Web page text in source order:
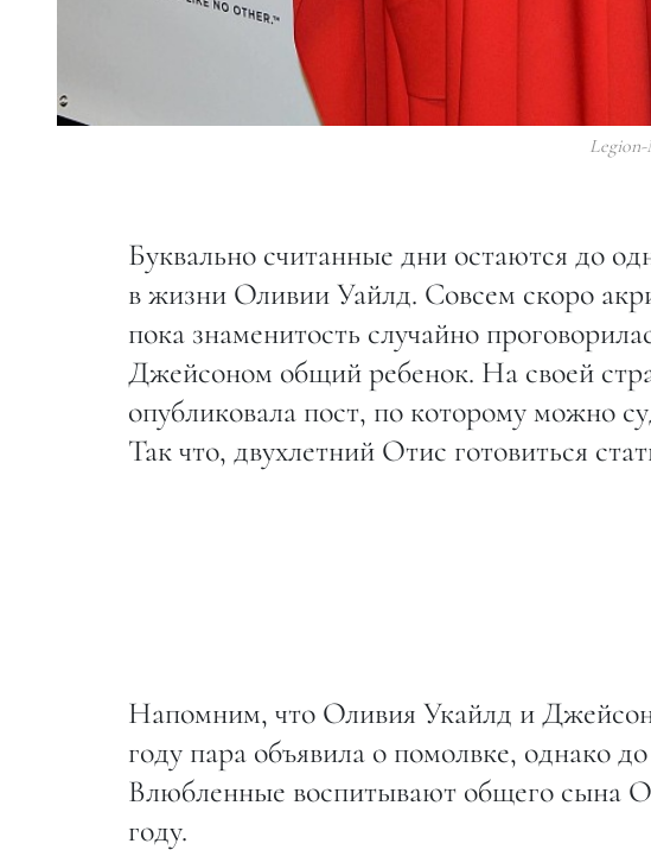
Буквально считанные дни остаются до
в жизни Оливии Уайлд. Совсем скоро
пока знаменитость случайно
Джейсоном общий ребенок. На своей
опубликовала пост, по которому можно
Так что, двухлетний Отис готовиться
Напомним, что Оливия Укайлд и Джейсон
году пара объявила о помолвке, однако
Влюбленные воспитывают общего сына
году.